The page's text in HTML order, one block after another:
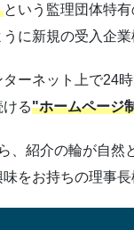
という監理団体特有
に新規の受入企業
ーネット上で24時
る"ホームページ
、紹介の輪が自然
をお持ちの理事